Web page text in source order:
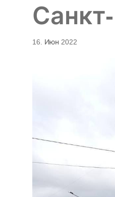
16. Июн 2022